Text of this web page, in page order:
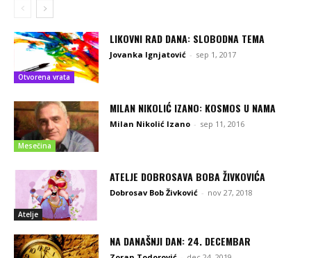
Otvorena vrata
LIKOVNI RAD DANA: SLOBODNA TEMA
Jovanka Ignjatović - sep 1, 2017
Mesečina
MILAN NIKOLIĆ IZANO: KOSMOS U NAMA
Milan Nikolić Izano - sep 11, 2016
Atelje
ATELJE DOBROSAVA BOBA ŽIVKOVIĆA
Dobrosav Bob Živković - nov 27, 2018
NA DANAŠNJI DAN: 24. DECEMBAR